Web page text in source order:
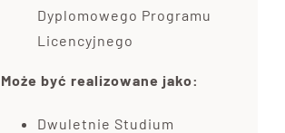
Dyplomowego Programu
Licencyjnego
Może być realizowane jako:
Dwuletnie Studium